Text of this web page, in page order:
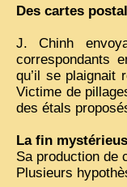
EN DIRECT
ENQUÊTES
L’ ACTU
2025 LAOS 1950
2026 PERI, VIÊT-
VIETNAM
Des cartes
J. Chinh
correspondants
qu’il se plaignait
Victime de
des étals
La fin
Sa production de
Plusieurs